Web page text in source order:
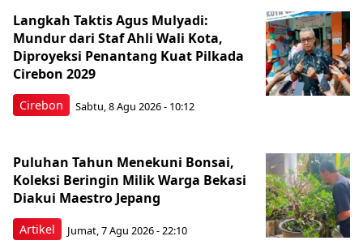
Cirebon
Langkah Taktis Agus Mulyadi:
Mundur dari Staf Ahli Wali Kota,
Diproyeksi Penantang Kuat Pilkada
Cirebon 2029
Sabtu, 8 Agu 2026 - 10:12
Artikel
Puluhan Tahun Menekuni Bonsai,
Koleksi Beringin Milik Warga Bekasi
Diakui Maestro Jepang
Jumat, 7 Agu 2026 - 22:10